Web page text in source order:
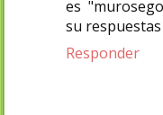
es
su
Responder